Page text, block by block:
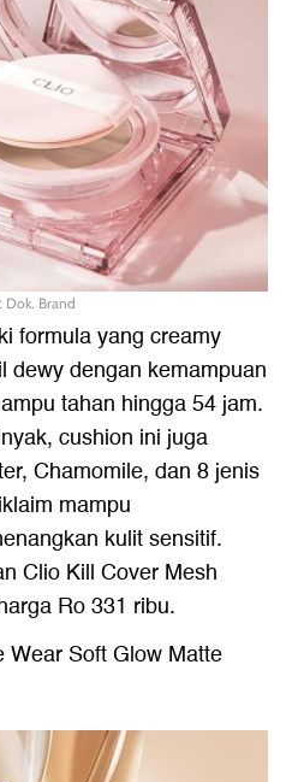
Dok. Brand
formula yang creamy
dewy dengan kemampuan
tahan hingga 54 jam.
cushion ini juga
Chamomile, dan 8 jenis
mampu
kulit sensitif.
Clio Kill Cover Mesh
Ro 331 ribu.
Soft Glow Matte